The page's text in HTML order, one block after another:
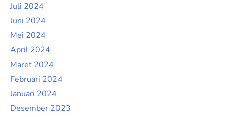
Juli 2024
Juni 2024
Mei 2024
April 2024
Maret 2024
Februari 2024
Januari 2024
Desember 2023